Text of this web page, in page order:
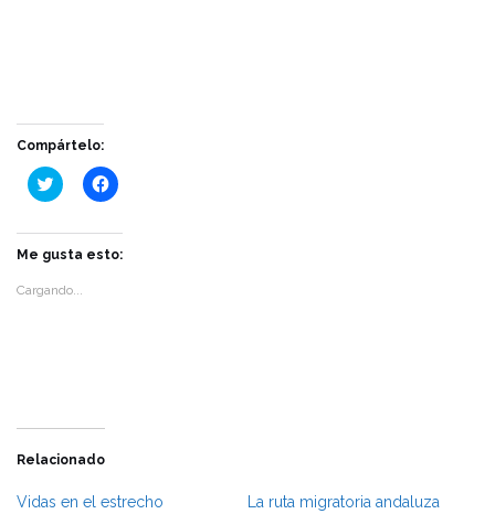
Compártelo:
Haz
clic
en
Twitter
abre
en
Haz
clic
en
Facebook
Me gusta esto:
Cargando...
Relacionado
Vidas en el estrecho
La ruta migratoria andaluza